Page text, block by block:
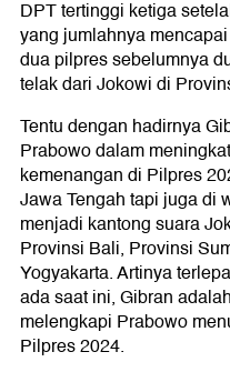
DPT tertinggi ketiga
yang jumlahnya
dua pilpres sebelumnya
telak dari Jokowi di
Tentu dengan hadirnya
Prabowo dalam
kemenangan di Pilpres
Jawa Tengah tapi juga di
menjadi kantong suara
Provinsi Bali, Provinsi
Yogyakarta. Artinya
ada saat ini, Gibran
melengkapi Prabowo
Pilpres 2024.